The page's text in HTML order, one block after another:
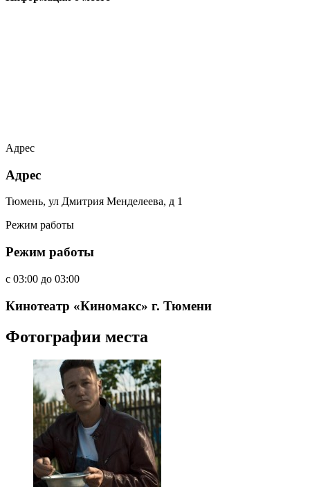
Адрес
Адрес
Тюмень, ул Дмитрия Менделеева, д 1
Режим работы
Режим работы
c 03:00 до 03:00
Кинотеатр «Киномакс» г. Тюмени
Фотографии места